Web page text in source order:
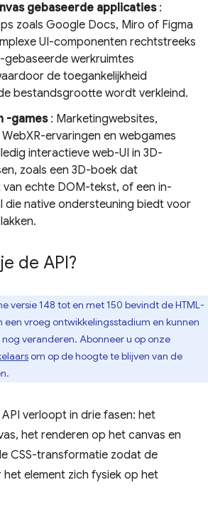
gebaseerde applicaties:
zoals Google Docs, Miro of Figma
UI-componenten rechtstreeks
gebaseerde werkruimtes
de toegankelijkheid
bestandsgrootte wordt verkleind.
-games: Marketingwebsites,
ervaringen en webgames
interactieve web-UI in 3D-
zoals een 3D-boek dat
van echte DOM-tekst, of een in-
die native ondersteuning biedt voor
de API?
versie 148 tot en met 150 bevindt de HTML-
een vroeg ontwikkelingsstadium en kunnen
veranderen. Abonneer u op onze
om op de hoogte te blijven van de
verloopt in drie fasen: het
het renderen op het canvas en
CSS-transformatie zodat de
element zich fysiek op het